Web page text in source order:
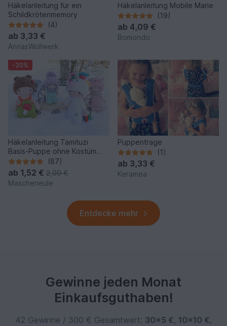
Häkelanleitung für ein
Schildkrötenmemory
(4)
ab 3,33 €
AnnasWollwerk
Häkelanleitung Mobile Marie
(19)
ab 4,09 €
Bomondo
-20%
Häkelanleitung Tamituzi
Basis-Puppe ohne Kostüm
ÜBERARBEITET
(87)
ab 1,52 € 2,00 €
Mascheneule
Puppentrage
(1)
ab 3,33 €
Keramea
Entdecke mehr
Gewinne jeden Monat
Einkaufsguthaben!
42 Gewinne / 300 € Gesamtwert: 30×5 €, 10×10 €,